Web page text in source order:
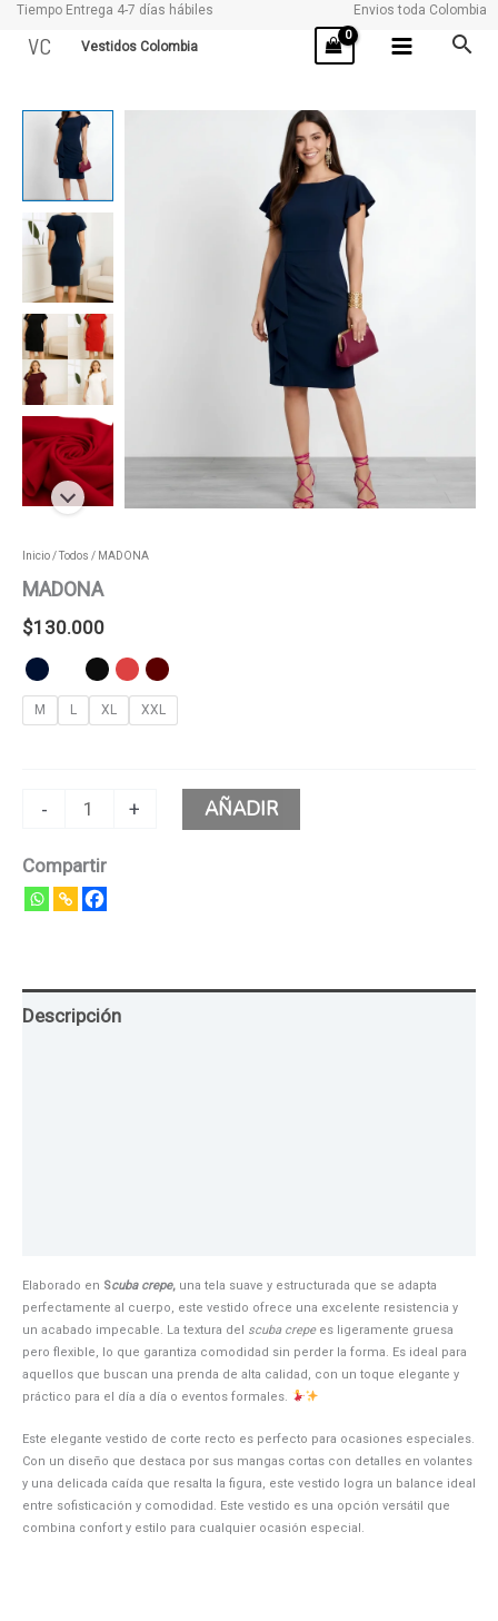
Tiempo Entrega 4-7 días hábiles Envios toda Colombia
VC Vestidos Colombia
Inicio/Todos / MADONA
MADONA
$130.000
M L XL XXL
-
MADONA
cantidad
+ AÑADIR
Compartir
Descripción
Elaborado en Scuba crepe, una tela suave y estructurada que se adapta
perfectamente al cuerpo, este vestido ofrece una excelente resistencia y
un acabado impecable. La textura del scuba crepees ligeramente gruesa
pero flexible, lo que garantiza comodidad sin perder la forma. Es ideal para
aquellos que buscan una prenda de alta calidad, con un toque elegante y
práctico para el día a día o eventos formales.
Este elegante vestido de corte recto es perfecto para ocasiones especiales.
Con un diseño que destaca por sus mangas cortas con detalles en volantes
y una delicada caída que resalta la figura, este vestido logra un balance ideal
entre sofisticación y comodidad. Este vestido es una opción versátil que
combina confort y estilo para cualquier ocasión especial.